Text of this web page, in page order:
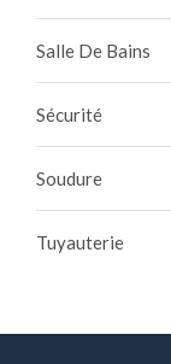
Salle De Bains
Sécurité
Soudure
Tuyauterie